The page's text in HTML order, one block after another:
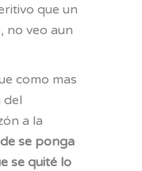
que un
no veo aun
como mas
del
a la
se ponga
se quité lo